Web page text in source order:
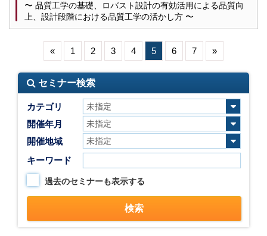
〜 品質工学の基礎、ロバスト設計の有効活用による品質向
上、設計段階における品質工学の活かし方 〜
« 1 2 3 4 5 6 7 »
セミナー検索
カテゴリ
開催年月
開催地域
キーワード
過去のセミナーも表示する